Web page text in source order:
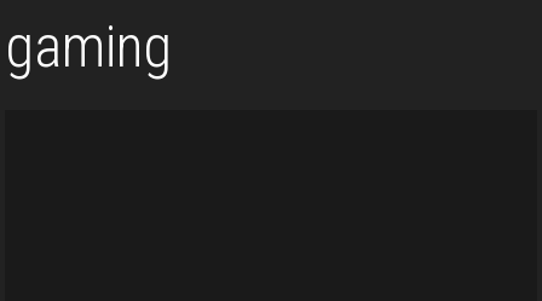
gaming